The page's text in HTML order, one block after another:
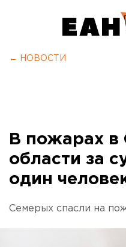
← НОВОСТИ
В пожарах в
области за
один
Семерых спасли на